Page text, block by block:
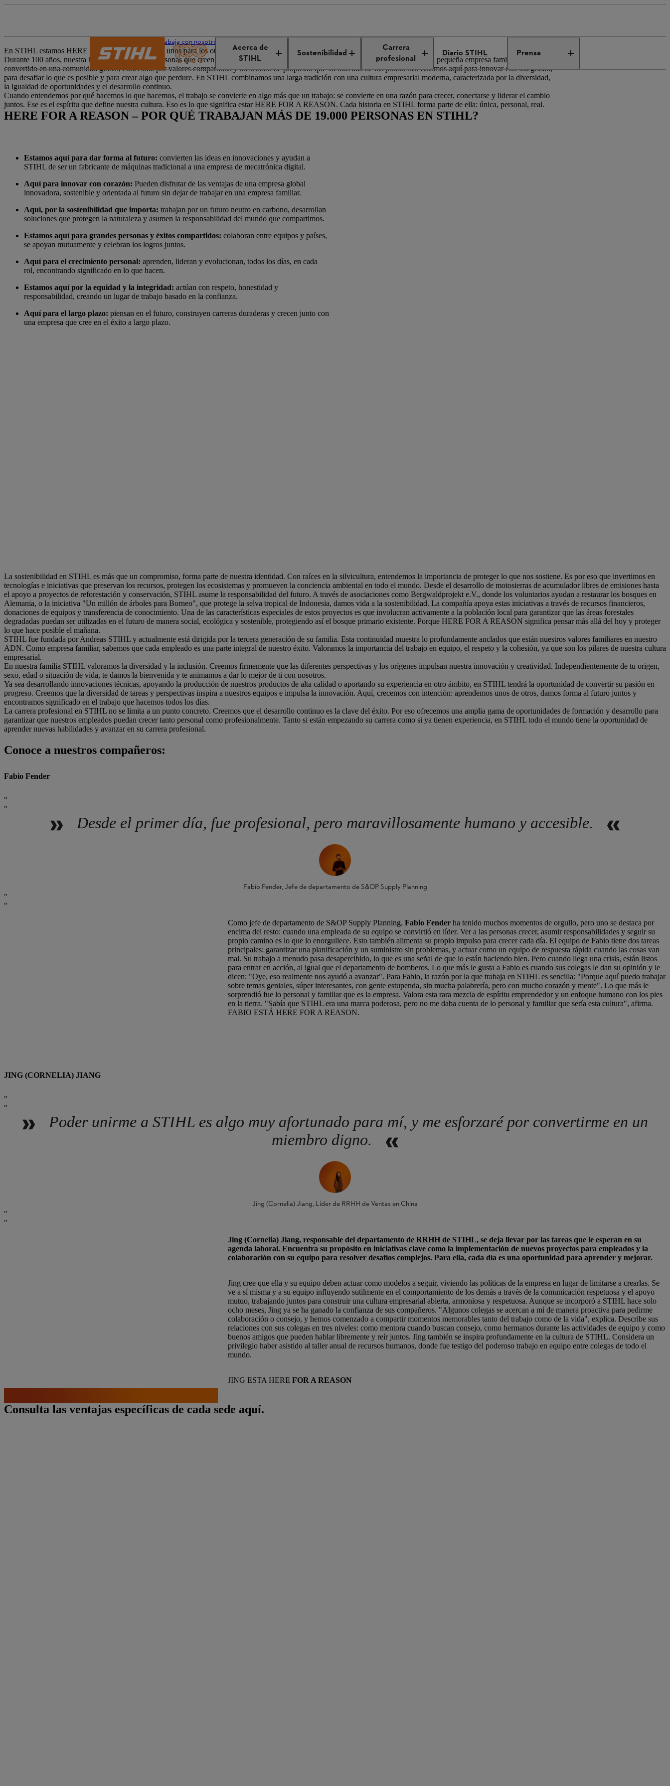
Acerca de
STIHL
Sostenibilidad
Carrera
profesional
Diario STIHL Prensa
Trabaja con nosotros Cultura y beneficios
En STIHL estamos HERE FOR A REASON y los unos para los otros.
Durante 100 años, nuestra historia ha sido la de personas que creen que su trabajo puede marcar la diferencia. Lo que comenzó como una pequeña empresa familiar se ha
convertido en una comunidad global, conectada por valores compartidos y un sentido de propósito que va más allá de los productos. Estamos aquí para innovar con integridad,
para desafiar lo que es posible y para crear algo que perdure. En STIHL combinamos una larga tradición con una cultura empresarial moderna, caracterizada por la diversidad,
la igualdad de oportunidades y el desarrollo continuo.
Cuando entendemos por qué hacemos lo que hacemos, el trabajo se convierte en algo más que un trabajo: se convierte en una razón para crecer, conectarse y liderar el cambio
juntos. Ese es el espíritu que define nuestra cultura. Eso es lo que significa estar HERE FOR A REASON. Cada historia en STIHL forma parte de ella: única, personal, real.
HERE FOR A REASON – POR QUÉ TRABAJAN MÁS DE 19.000 PERSONAS EN STIHL?
Estamos aquí para dar forma al futuro: convierten las ideas en innovaciones y ayudan a
STIHL de ser un fabricante de máquinas tradicional a una empresa de mecatrónica digital.
Aquí para innovar con corazón: Pueden disfrutar de las ventajas de una empresa global
innovadora, sostenible y orientada al futuro sin dejar de trabajar en una empresa familiar.
Aquí, por la sostenibilidad que importa: trabajan por un futuro neutro en carbono, desarrollan
soluciones que protegen la naturaleza y asumen la responsabilidad del mundo que compartimos.
Estamos aquí para grandes personas y éxitos compartidos: colaboran entre equipos y países,
se apoyan mutuamente y celebran los logros juntos.
Aquí para el crecimiento personal: aprenden, lideran y evolucionan, todos los días, en cada
rol, encontrando significado en lo que hacen.
Estamos aquí por la equidad y la integridad: actúan con respeto, honestidad y
responsabilidad, creando un lugar de trabajo basado en la confianza.
Aquí para el largo plazo: piensan en el futuro, construyen carreras duraderas y crecen junto con
una empresa que cree en el éxito a largo plazo.
La sostenibilidad en STIHL es más que un compromiso, forma parte de nuestra identidad. Con raíces en la silvicultura, entendemos la importancia de proteger lo que nos sostiene. Es por eso que invertimos en
tecnologías e iniciativas que preservan los recursos, protegen los ecosistemas y promueven la conciencia ambiental en todo el mundo. Desde el desarrollo de motosierras de acumulador libres de emisiones hasta
el apoyo a proyectos de reforestación y conservación, STIHL asume la responsabilidad del futuro. A través de asociaciones como Bergwaldprojekt e.V., donde los voluntarios ayudan a restaurar los bosques en
Alemania, o la iniciativa "Un millón de árboles para Borneo", que protege la selva tropical de Indonesia, damos vida a la sostenibilidad. La compañía apoya estas iniciativas a través de recursos financieros,
donaciones de equipos y transferencia de conocimiento. Una de las características especiales de estos proyectos es que involucran activamente a la población local para garantizar que las áreas forestales
degradadas puedan ser utilizadas en el futuro de manera social, ecológica y sostenible, protegiendo así el bosque primario existente. Porque HERE FOR A REASON significa pensar más allá del hoy y proteger
lo que hace posible el mañana.
STIHL fue fundada por Andreas STIHL y actualmente está dirigida por la tercera generación de su familia. Esta continuidad muestra lo profundamente anclados que están nuestros valores familiares en nuestro
ADN. Como empresa familiar, sabemos que cada empleado es una parte integral de nuestro éxito. Valoramos la importancia del trabajo en equipo, el respeto y la cohesión, ya que son los pilares de nuestra cultura
empresarial.
En nuestra familia STIHL valoramos la diversidad y la inclusión. Creemos firmemente que las diferentes perspectivas y los orígenes impulsan nuestra innovación y creatividad. Independientemente de tu origen,
sexo, edad o situación de vida, te damos la bienvenida y te animamos a dar lo mejor de ti con nosotros.
Ya sea desarrollando innovaciones técnicas, apoyando la producción de nuestros productos de alta calidad o aportando su experiencia en otro ámbito, en STIHL tendrá la oportunidad de convertir su pasión en
progreso. Creemos que la diversidad de tareas y perspectivas inspira a nuestros equipos e impulsa la innovación. Aquí, crecemos con intención: aprendemos unos de otros, damos forma al futuro juntos y
encontramos significado en el trabajo que hacemos todos los días.
La carrera profesional en STIHL no se limita a un punto concreto. Creemos que el desarrollo continuo es la clave del éxito. Por eso ofrecemos una amplia gama de oportunidades de formación y desarrollo para
garantizar que nuestros empleados puedan crecer tanto personal como profesionalmente. Tanto si están empezando su carrera como si ya tienen experiencia, en STIHL todo el mundo tiene la oportunidad de
aprender nuevas habilidades y avanzar en su carrera profesional.
Conoce a nuestros compañeros:
Fabio Fender
Desde el primer día, fue profesional, pero maravillosamente humano y accesible.
Fabio Fender, Jefe de departamento de S&OP Supply Planning
Como jefe de departamento de S&OP Supply Planning,Fabio Fender ha tenido muchos momentos de orgullo, pero uno se destaca por
encima del resto: cuando una empleada de su equipo se convirtió en líder. Ver a las personas crecer, asumir responsabilidades y seguir su
propio camino es lo que lo enorgullece. Esto también alimenta su propio impulso para crecer cada día. El equipo de Fabio tiene dos tareas
principales: garantizar una planificación y un suministro sin problemas, y actuar como un equipo de respuesta rápida cuando las cosas van
mal. Su trabajo a menudo pasa desapercibido, lo que es una señal de que lo están haciendo bien. Pero cuando llega una crisis, están listos
para entrar en acción, al igual que el departamento de bomberos. Lo que más le gusta a Fabio es cuando sus colegas le dan su opinión y le
dicen: "Oye, eso realmente nos ayudó a avanzar". Para Fabio, la razón por la que trabaja en STIHL es sencilla: "Porque aquí puedo trabajar
sobre temas geniales, súper interesantes, con gente estupenda, sin mucha palabrería, pero con mucho corazón y mente". Lo que más le
sorprendió fue lo personal y familiar que es la empresa. Valora esta rara mezcla de espíritu emprendedor y un enfoque humano con los pies
en la tierra. "Sabía que STIHL era una marca poderosa, pero no me daba cuenta de lo personal y familiar que sería esta cultura", afirma.
FABIO ESTÁ HERE FOR A REASON.
JING (CORNELIA) JIANG
Poder unirme a STIHL es algo muy afortunado para mí, y me esforzaré por convertirme en un
miembro digno.
Jing (Cornelia) Jiang, Líder de RRHH de Ventas en China
Jing (Cornelia) Jiang, responsable del departamento de RRHH de STIHL, se deja llevar por las tareas que le esperan en su
agenda laboral. Encuentra su propósito en iniciativas clave como la implementación de nuevos proyectos para empleados y la
colaboración con su equipo para resolver desafíos complejos. Para ella, cada día es una oportunidad para aprender y mejorar.
Jing cree que ella y su equipo deben actuar como modelos a seguir, viviendo las políticas de la empresa en lugar de limitarse a crearlas. Se
ve a sí misma y a su equipo influyendo sutilmente en el comportamiento de los demás a través de la comunicación respetuosa y el apoyo
mutuo, trabajando juntos para construir una cultura empresarial abierta, armoniosa y respetuosa. Aunque se incorporó a STIHL hace solo
ocho meses, Jing ya se ha ganado la confianza de sus compañeros. "Algunos colegas se acercan a mí de manera proactiva para pedirme
colaboración o consejo, y hemos comenzado a compartir momentos memorables tanto del trabajo como de la vida", explica. Describe sus
relaciones con sus colegas en tres niveles: como mentora cuando buscan consejo, como hermanos durante las actividades de equipo y como
buenos amigos que pueden hablar libremente y reír juntos. Jing también se inspira profundamente en la cultura de STIHL. Considera un
privilegio haber asistido al taller anual de recursos humanos, donde fue testigo del poderoso trabajo en equipo entre colegas de todo el
mundo.
JING ESTA HEREFOR A REASON
Consulta las ventajas específicas de cada sede aquí.